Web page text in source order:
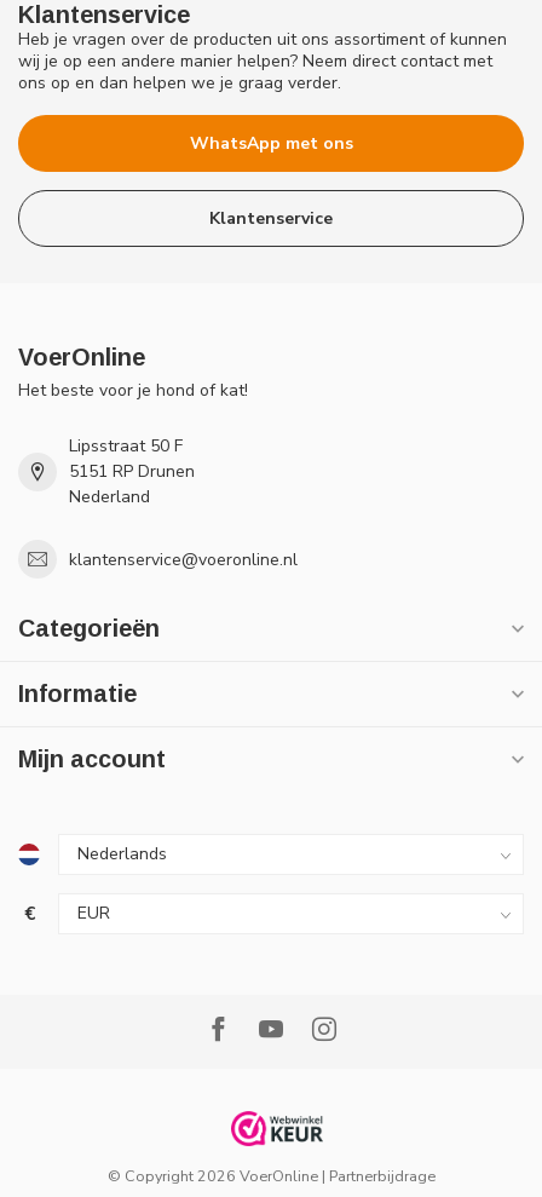
Klantenservice
Heb je vragen over de producten uit ons assortiment of kunnen
wij je op een andere manier helpen? Neem direct contact met
ons op en dan helpen we je graag verder.
WhatsApp met ons
Klantenservice
VoerOnline
Het beste voor je hond of kat!
Lipsstraat 50 F
5151 RP Drunen
Nederland
klantenservice@voeronline.nl
Categorieën
Informatie
Mijn account
€
© Copyright 2026 VoerOnline| Partnerbijdrage